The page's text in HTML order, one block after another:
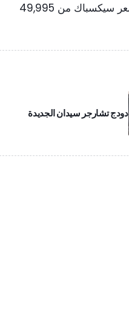
يبدأ سعر تشارجر دايتونا من 59,995 دولارًا أمريكيًا، بينما يبدأ سعر سيكسباك من 49,995
دودج تشارجر سيدان الجديدة